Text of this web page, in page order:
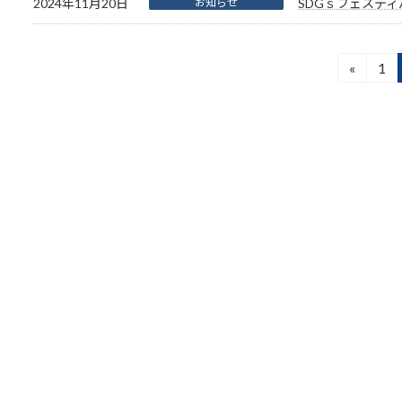
2024年11月20日 SDGｓフェスティ
«
固
1